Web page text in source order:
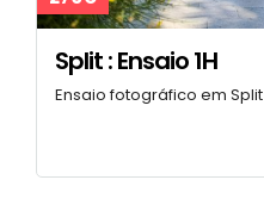
Split : Ensaio 1H
Ensaio fotográfico em Split